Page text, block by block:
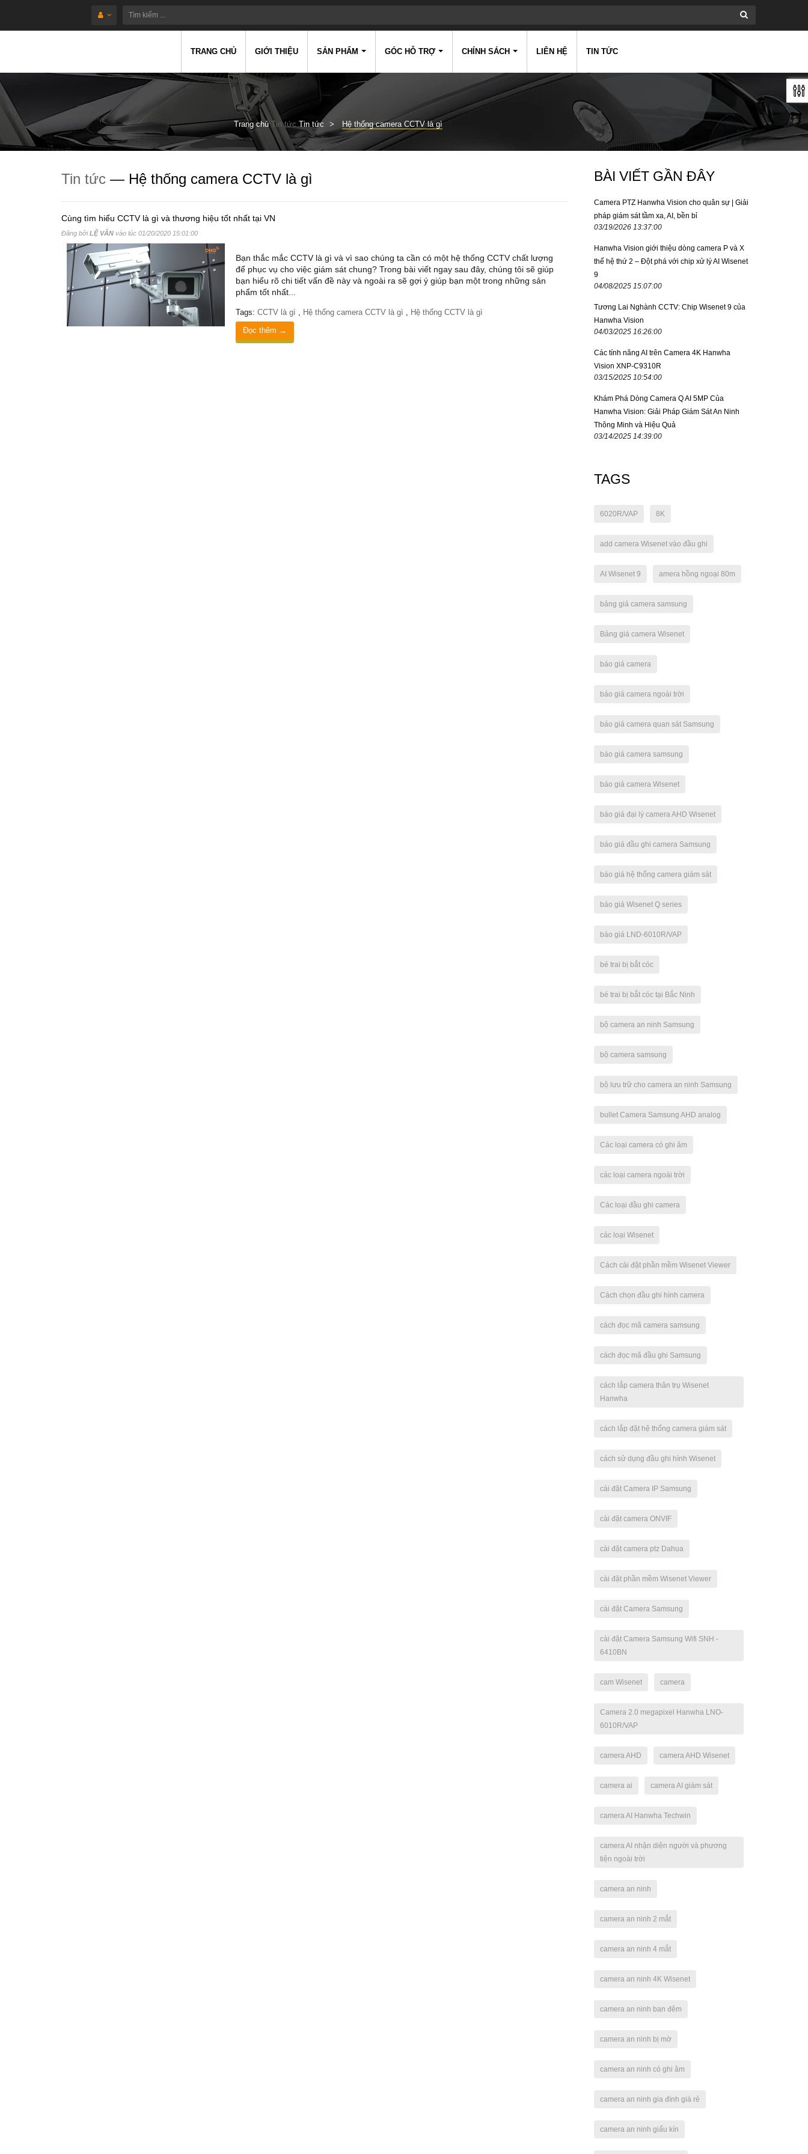
TRANG CHỦ GIỚI THIỆU SẢN PHẨM GÓC HỖ TRỢ CHÍNH SÁCH LIÊN HỆ TIN TỨC
Trang chủ Tin tức Tin tức Hệ thống camera CCTV là gì
Tin tức — Hệ thống camera CCTV là gì
Cùng tìm hiểu CCTV là gì và thương hiệu tốt nhất tại VN
Đăng bởiLỆ VÂN vào lúc 01/20/2020 15:01:00
Bạn thắc mắc CCTV là gì và vì sao chúng ta cần có một hệ thống CCTV chất lượng
để phục vụ cho việc giám sát chung? Trong bài viết ngay sau đây, chúng tôi sẽ giúp
bạn hiểu rõ chi tiết vấn đề này và ngoài ra sẽ gợi ý giúp bạn một trong những sản
phẩm tốt nhất...
Tags: CCTV là gì , Hệ thống camera CCTV là gì , Hệ thống CCTV là gì
Đọc thêm →
BÀI VIẾT GẦN ĐÂY
Camera PTZ Hanwha Vision cho quân sự | Giải
pháp giám sát tầm xa, AI, bền bỉ
03/19/2026 13:37:00
Hanwha Vision giới thiệu dòng camera P và X
thế hệ thứ 2 – Đột phá với chip xử lý AI Wisenet
9
04/08/2025 15:07:00
Tương Lai Nghành CCTV: Chip Wisenet 9 của
Hanwha Vision
04/03/2025 16:26:00
Các tính năng AI trên Camera 4K Hanwha
Vision XNP-C9310R
03/15/2025 10:54:00
Khám Phá Dòng Camera Q AI 5MP Của
Hanwha Vision: Giải Pháp Giám Sát An Ninh
Thông Minh và Hiệu Quả
03/14/2025 14:39:00
TAGS
6020R/VAP 8K
add camera Wisenet vào đầu ghi
AI Wisenet 9 amera hồng ngoại 80m
bảng giá camera samsung
Bảng giá camera Wisenet
báo giá camera
báo giá camera ngoài trời
báo giá camera quan sát Samsung
báo giá camera samsung
báo giá camera Wisenet
báo giá đại lý camera AHD Wisenet
báo giá đầu ghi camera Samsung
báo giá hệ thống camera giám sát
báo giá Wisenet Q series
báo giá LND-6010R/VAP
bé trai bị bắt cóc
bé trai bị bắt cóc tại Bắc Ninh
bộ camera an ninh Samsung
bộ camera samsung
bộ lưu trữ cho camera an ninh Samsung
bullet Camera Samsung AHD analog
Các loại camera có ghi âm
các loại camera ngoài trời
Các loại đầu ghi camera
các loại Wisenet
Cách cài đặt phần mềm Wisenet Viewer
Cách chọn đầu ghi hình camera
cách đọc mã camera samsung
cách đọc mã đầu ghi Samsung
cách lắp camera thân trụ Wisenet
Hanwha
cách lắp đặt hệ thống camera giám sát
cách sử dụng đầu ghi hình Wisenet
cài đặt Camera IP Samsung
cài đặt camera ONVIF
cài đặt camera ptz Dahua
cài đặt phần mềm Wisenet Viewer
cài đặt Camera Samsung
cài đặt Camera Samsung Wifi SNH -
6410BN
cam Wisenet camera
Camera 2.0 megapixel Hanwha LNO-
6010R/VAP
camera AHD camera AHD Wisenet
camera ai camera AI giám sát
camera AI Hanwha Techwin
camera AI nhận diện người và phương
tiện ngoài trời
camera an ninh
camera an ninh 2 mắt
camera an ninh 4 mắt
camera an ninh 4K Wisenet
camera an ninh ban đêm
camera an ninh bị mờ
camera an ninh có ghi âm
camera an ninh gia đình giá rẻ
camera an ninh giấu kín